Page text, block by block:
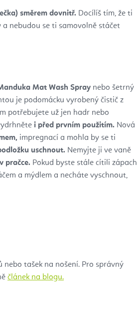
směrem dovnitř. Docílíš tím, že ti
nebudou se ti samovolně stáčet
Mat Wash Spray nebo šetrný
je podomácku vyrobený čistič z
potřebujete už jen hadr nebo
i před prvním použitím. Nová
impregnací a mohla by se ti
uschnout. Nemyjte ji ve vaně
pračce. Pokud byste stále cítili zápach
a mýdlem a necháte vyschnout,
nebo tašek na nošení. Pro správný
článek na blogu.